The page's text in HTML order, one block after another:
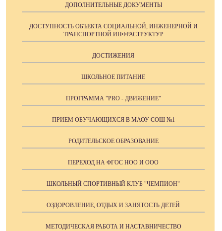
ДОПОЛНИТЕЛЬНЫЕ ДОКУМЕНТЫ
ДОСТУПНОСТЬ ОБЪЕКТА СОЦИАЛЬНОЙ, ИНЖЕНЕРНОЙ И
ТРАНСПОРТНОЙ ИНФРАСТРУКТУР
ДОСТИЖЕНИЯ
ШКОЛЬНОЕ ПИТАНИЕ
ПРОГРАММА "PRO - ДВИЖЕНИЕ"
ПРИЕМ ОБУЧАЮЩИХСЯ В МАОУ СОШ №1
РОДИТЕЛЬСКОЕ ОБРАЗОВАНИЕ
ПЕРЕХОД НА ФГОС НОО И ООО
ШКОЛЬНЫЙ СПОРТИВНЫЙ КЛУБ "ЧЕМПИОН"
ОЗДОРОВЛЕНИЕ, ОТДЫХ И ЗАНЯТОСТЬ ДЕТЕЙ
МЕТОДИЧЕСКАЯ РАБОТА И НАСТАВНИЧЕСТВО